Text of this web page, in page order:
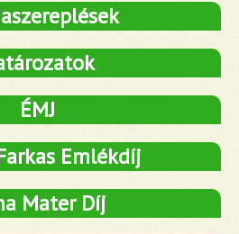
ÉMJ
Emlékdíj
Mater Díj